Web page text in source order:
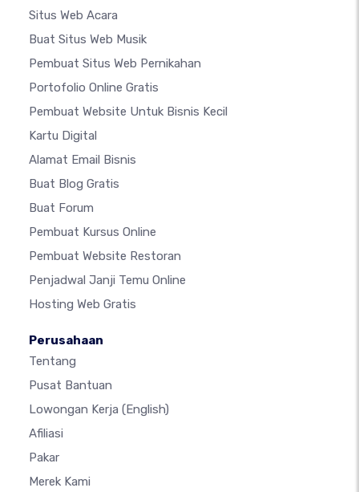
Situs Web Acara
Buat Situs Web Musik
Pembuat Situs Web Pernikahan
Portofolio Online Gratis
Pembuat Website Untuk Bisnis Kecil
Kartu Digital
Alamat Email Bisnis
Buat Blog Gratis
Buat Forum
Pembuat Kursus Online
Pembuat Website Restoran
Penjadwal Janji Temu Online
Hosting Web Gratis
Perusahaan
Tentang
Pusat Bantuan
Lowongan Kerja (English)
Afiliasi
Pakar
Merek Kami